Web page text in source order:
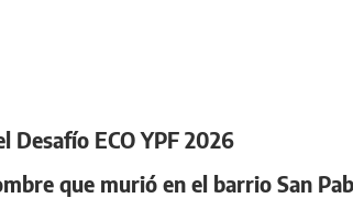
Desafío ECO YPF 2026
que murió en el barrio San